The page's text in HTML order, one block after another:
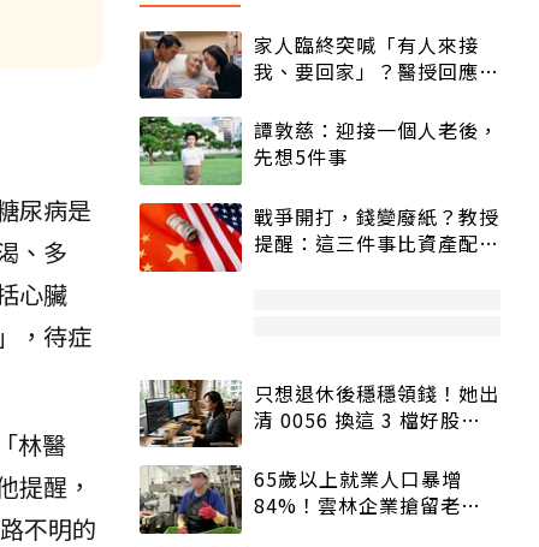
尿病是
、多
心臟
，待症
林醫
提醒，
不明的
家人臨終突喊「有人來接
我、要回家」？醫授回應方
譚敦慈：迎接一個人老後，
先想5件事
戰爭開打，錢變廢紙？教授
提醒：這三件事比資產配置
只想退休後穩穩領錢！她出
清 0056 換這 3 檔好股：
65歲以上就業人口暴增
84%！雲林企業搶留老員